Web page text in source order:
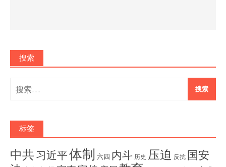
搜索
搜
索：
标签
中共习近平体制 六四 内斗 历史 压迫 反抗 国安